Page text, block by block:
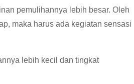
pemulihannya lebih besar. Oleh
maka harus ada kegiatan sensasi
lebih kecil dan tingkat